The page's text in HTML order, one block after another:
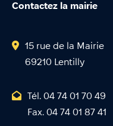
Contactez la mairie
15 rue de la Mairie
69210 Lentilly
Tél. 04 74 01 70 49
Fax. 04 74 01 87 41